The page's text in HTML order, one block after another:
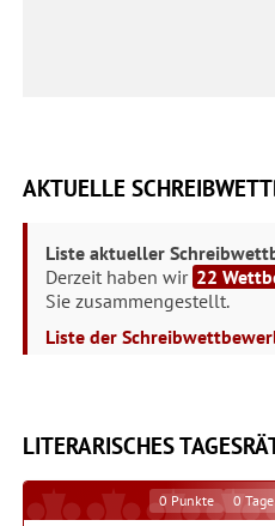
AKTUELLE
Liste aktueller
Derzeit haben wir 22
Sie zusammengestellt.
Liste der
LITERARISCHES
0 Punkte 0 Tage